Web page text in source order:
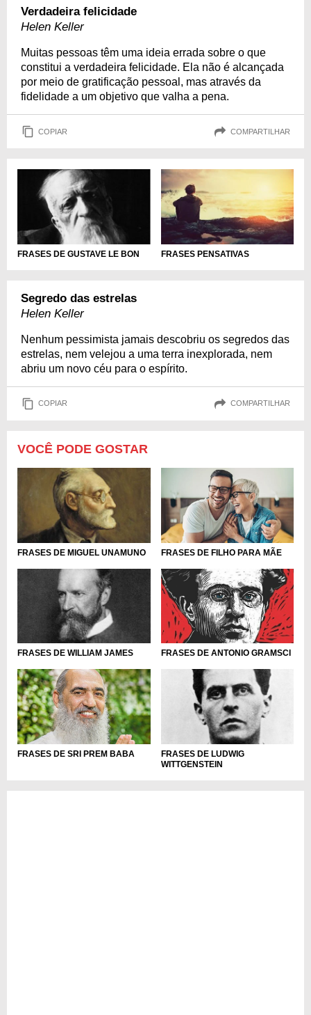
Verdadeira felicidade
Helen Keller
Muitas pessoas têm uma ideia errada sobre o que
constitui a verdadeira felicidade. Ela não é alcançada
por meio de gratificação pessoal, mas através da
fidelidade a um objetivo que valha a pena.
COPIAR COMPARTILHAR
FRASES DE GUSTAVE LE BON FRASES PENSATIVAS
Segredo das estrelas
Helen Keller
Nenhum pessimista jamais descobriu os segredos das
estrelas, nem velejou a uma terra inexplorada, nem
abriu um novo céu para o espírito.
COPIAR COMPARTILHAR
VOCÊ PODE GOSTAR
FRASES DE MIGUEL UNAMUNO FRASES DE FILHO PARA MÃE
FRASES DE WILLIAM JAMES FRASES DE ANTONIO GRAMSCI
FRASES DE SRI PREM BABA
FRASES DE LUDWIG
WITTGENSTEIN